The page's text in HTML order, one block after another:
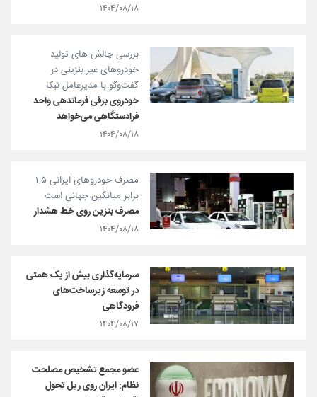
۱۴۰۴/۰۸/۱۸
بررسی چالش های تولید
خودروهای غیر بنزینی در
گفت‌و‌گو با مدیرعامل نبکا
خودروی برقی فرماندهی واحد
فرادستگاهی می‌خواهد
۱۴۰۴/۰۸/۱۸
مصرف خودروهای ایرانی ۱.۵
برابر میانگین جهانی است
مصرف بنزین روی خط هشدار
۱۴۰۴/۰۸/۱۸
سرمایه‌گذاری بیش از یک همتی
در توسعه زیرساخت‌های
فرودگاهی
۱۴۰۴/۰۸/۱۷
عضو مجمع تشخیص مصلحت
نظام: ایران روی ریل تحول